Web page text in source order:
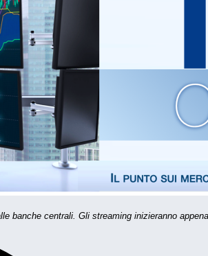
banche centrali. Gli streaming inizieranno